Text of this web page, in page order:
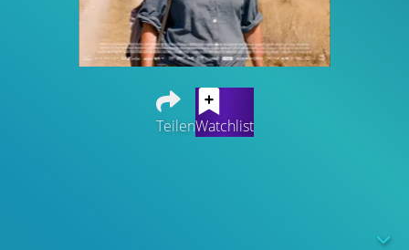
TeilenWatchlist
teilzunehmen, um einer Freundin zu helfen. Das bringt